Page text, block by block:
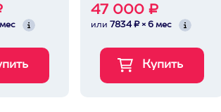
47 000 ₽
или 7834 ₽ × 6 мес